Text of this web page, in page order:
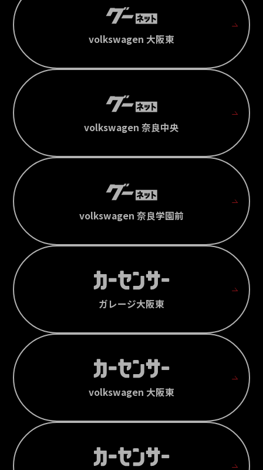
volkswagen 大阪東
volkswagen 奈良中央
volkswagen 奈良学園前
ガレージ大阪東
volkswagen 大阪東